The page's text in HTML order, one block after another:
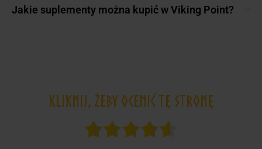
Jakie suplementy można kupić w Viking Point?
Kliknij, żeby ocenić tę stronę